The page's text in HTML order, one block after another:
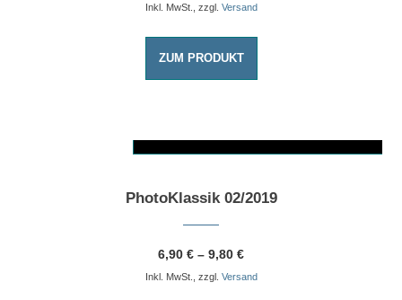
Inkl. MwSt., zzgl. Versand
ZUM PRODUKT
Dieses Produkt weist mehrere Varianten auf. Die Optionen können auf der Produktseite gewählt werden
PhotoKlassik 02/2019
6,90 € – 9,80 €
Inkl. MwSt., zzgl. Versand